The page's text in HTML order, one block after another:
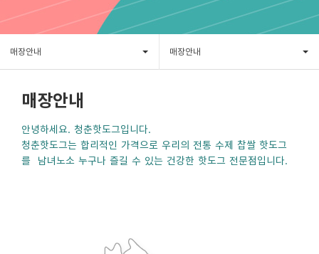
매장안내 매장안내
매장안내
안녕하세요. 청춘핫도그입니다.
청춘핫도그는 합리적인 가격으로 우리의 전통 수제 찹쌀 핫도그
를 남녀노소 누구나 즐길 수 있는 건강한 핫도그 전문점입니다.